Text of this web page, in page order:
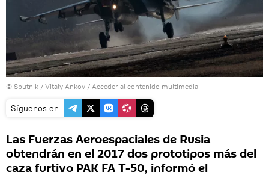
© Sputnik / Vitaly Ankov / Acceder al contenido multimedia
Síguenos en
Las Fuerzas Aeroespaciales de Rusia
obtendrán en el 2017 dos prototipos más del
caza furtivo PAK FA T-50, informó el